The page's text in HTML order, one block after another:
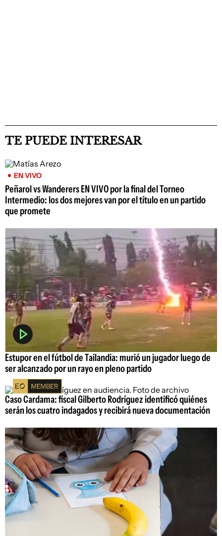
TE PUEDE INTERESAR
EN VIVO
Peñarol vs Wanderers EN VIVO por la final del Torneo
Intermedio: los dos mejores van por el título en un partido
que promete
Estupor en el fútbol de Tailandia: murió un jugador luego de
ser alcanzado por un rayo en pleno partido
Caso Cardama: fiscal Gilberto Rodríguez identificó quiénes
serán los cuatro indagados y recibirá nueva documentación